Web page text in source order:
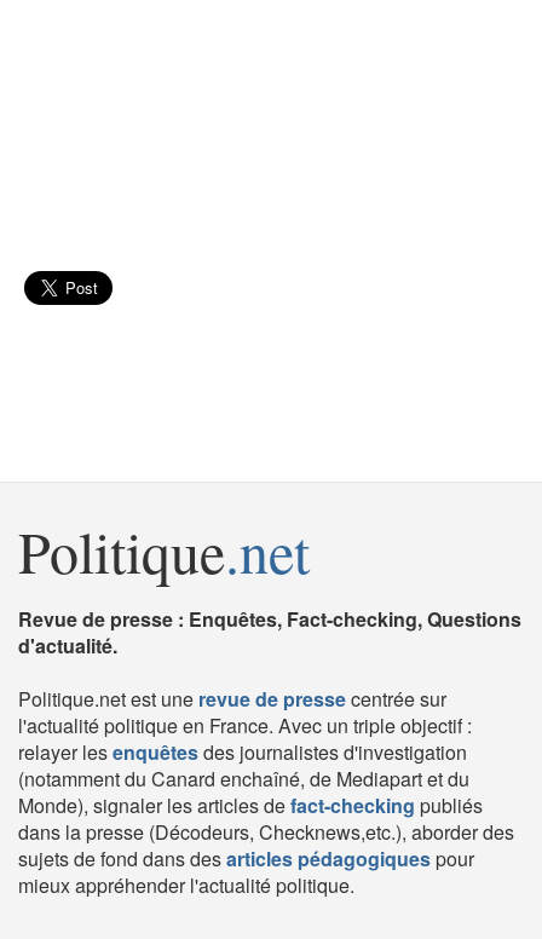
Politique.net
Revue de presse : Enquêtes, Fact-checking, Questions
d'actualité.
Politique.net est une revue de pressecentrée sur
l'actualité politique en France. Avec un triple objectif :
relayer lesenquêtesdes journalistes d'investigation
(notamment du Canard enchaîné, de Mediapart et du
Monde), signaler les articles defact-checking publiés
dans la presse (Décodeurs, Checknews,etc.), aborder des
sujets de fond dans desarticles pédagogiquespour
mieux appréhender l'actualité politique.